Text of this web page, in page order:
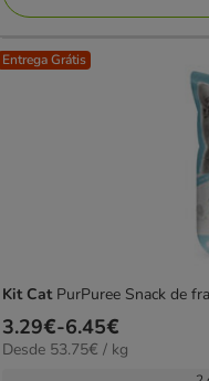
Entrega Grátis
Kit Cat PurPuree Snack de
Preço
de
3.29€-6.45€
53.75€
Desde 53.75€ / kg